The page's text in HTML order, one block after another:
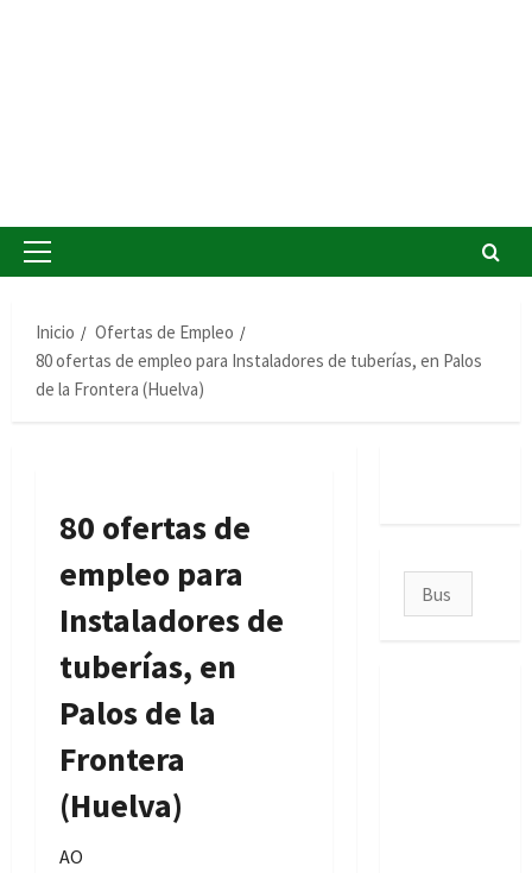
Menú
Inicio
Ofertas de Empleo
80 ofertas de empleo para Instaladores de tuberías, en Palos
de la Frontera (Huelva)
80 ofertas de
empleo para
Instaladores de
tuberías, en
Palos de la
Frontera
(Huelva)
AO
Buscar: